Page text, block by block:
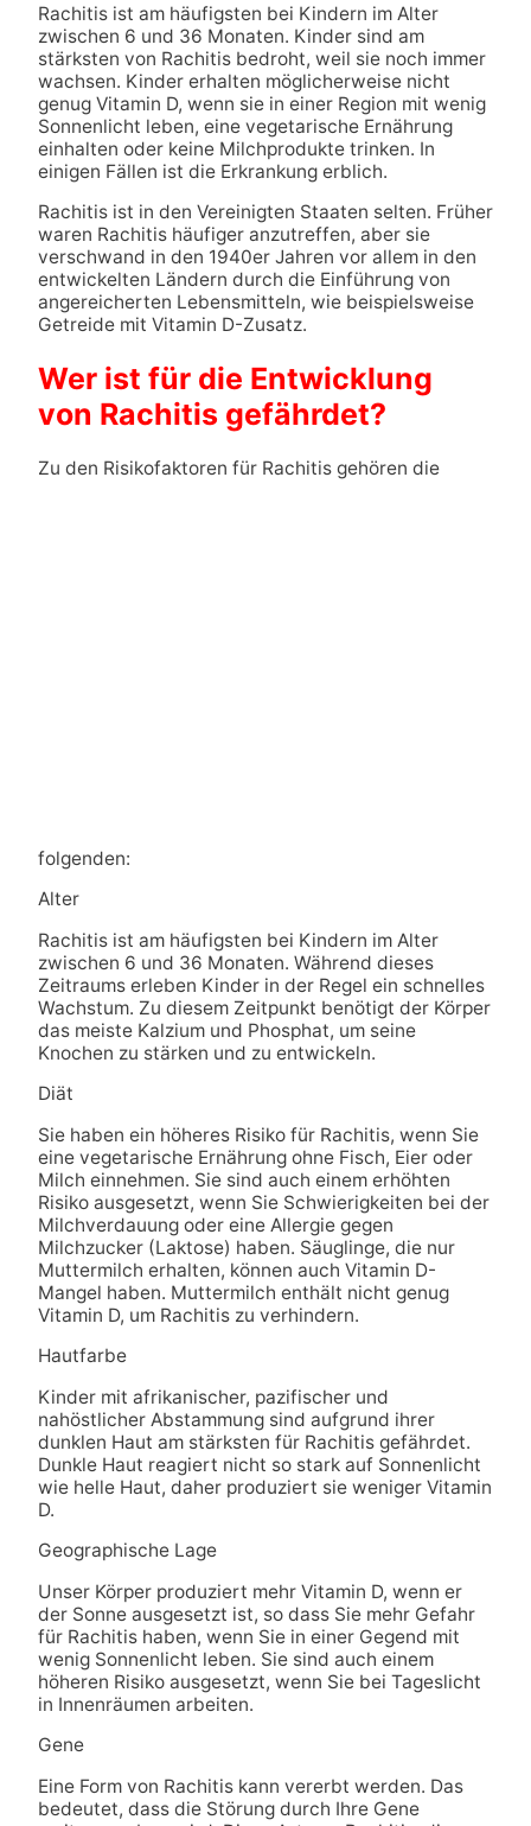
Rachitis ist am häufigsten bei Kindern im Alter
zwischen 6 und 36 Monaten. Kinder sind am
stärksten von Rachitis bedroht, weil sie noch immer
wachsen. Kinder erhalten möglicherweise nicht
genug Vitamin D, wenn sie in einer Region mit wenig
Sonnenlicht leben, eine vegetarische Ernährung
einhalten oder keine Milchprodukte trinken. In
einigen Fällen ist die Erkrankung erblich.
Rachitis ist in den Vereinigten Staaten selten. Früher
waren Rachitis häufiger anzutreffen, aber sie
verschwand in den 1940er Jahren vor allem in den
entwickelten Ländern durch die Einführung von
angereicherten Lebensmitteln, wie beispielsweise
Getreide mit Vitamin D-Zusatz.
Wer ist für die Entwicklung
von Rachitis gefährdet?
Zu den Risikofaktoren für Rachitis gehören die
folgenden:
Alter
Rachitis ist am häufigsten bei Kindern im Alter
zwischen 6 und 36 Monaten. Während dieses
Zeitraums erleben Kinder in der Regel ein schnelles
Wachstum. Zu diesem Zeitpunkt benötigt der Körper
das meiste Kalzium und Phosphat, um seine
Knochen zu stärken und zu entwickeln.
Diät
Sie haben ein höheres Risiko für Rachitis, wenn Sie
eine vegetarische Ernährung ohne Fisch, Eier oder
Milch einnehmen. Sie sind auch einem erhöhten
Risiko ausgesetzt, wenn Sie Schwierigkeiten bei der
Milchverdauung oder eine Allergie gegen
Milchzucker (Laktose) haben. Säuglinge, die nur
Muttermilch erhalten, können auch Vitamin D-
Mangel haben. Muttermilch enthält nicht genug
Vitamin D, um Rachitis zu verhindern.
Hautfarbe
Kinder mit afrikanischer, pazifischer und
nahöstlicher Abstammung sind aufgrund ihrer
dunklen Haut am stärksten für Rachitis gefährdet.
Dunkle Haut reagiert nicht so stark auf Sonnenlicht
wie helle Haut, daher produziert sie weniger Vitamin
D.
Geographische Lage
Unser Körper produziert mehr Vitamin D, wenn er
der Sonne ausgesetzt ist, so dass Sie mehr Gefahr
für Rachitis haben, wenn Sie in einer Gegend mit
wenig Sonnenlicht leben. Sie sind auch einem
höheren Risiko ausgesetzt, wenn Sie bei Tageslicht
in Innenräumen arbeiten.
Gene
Eine Form von Rachitis kann vererbt werden. Das
bedeutet, dass die Störung durch Ihre Gene